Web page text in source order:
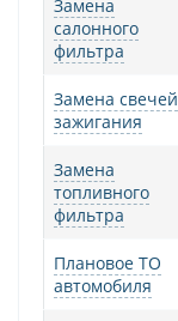
Замена
салонного
фильтра
Замена свечей
зажигания
Замена
топливного
фильтра
Плановое ТО
автомобиля